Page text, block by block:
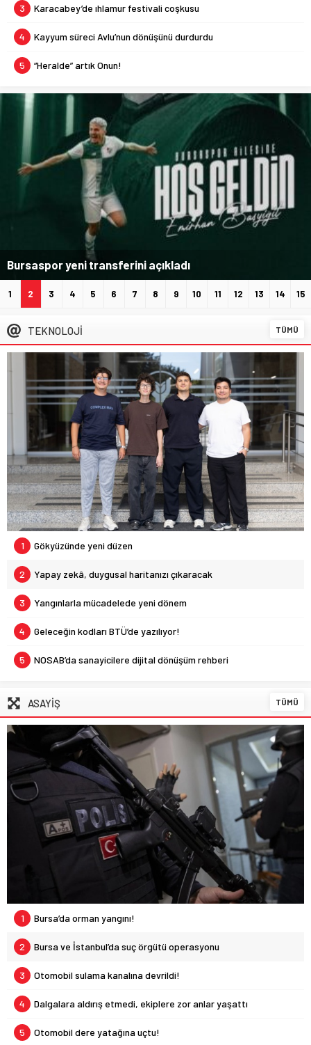
3 Karacabey’de ıhlamur festivali coşkusu
4 Kayyum süreci Avlu’nun dönüşünü durdurdu
5 “Heralde” artık Onun!
Bursaspor yeni transferini açıkladı
1 2 3 4 5 6 7 8 9 10 11 12 13 14 15
TEKNOLOJİ TÜMÜ
1 Gökyüzünde yeni düzen
2 Yapay zekâ, duygusal haritanızı çıkaracak
3 Yangınlarla mücadelede yeni dönem
4 Geleceğin kodları BTÜ’de yazılıyor!
5 NOSAB’da sanayicilere dijital dönüşüm rehberi
ASAYİŞ TÜMÜ
1 Bursa’da orman yangını!
2 Bursa ve İstanbul’da suç örgütü operasyonu
3 Otomobil sulama kanalına devrildi!
4 Dalgalara aldırış etmedi, ekiplere zor anlar yaşattı
5 Otomobil dere yatağına uçtu!